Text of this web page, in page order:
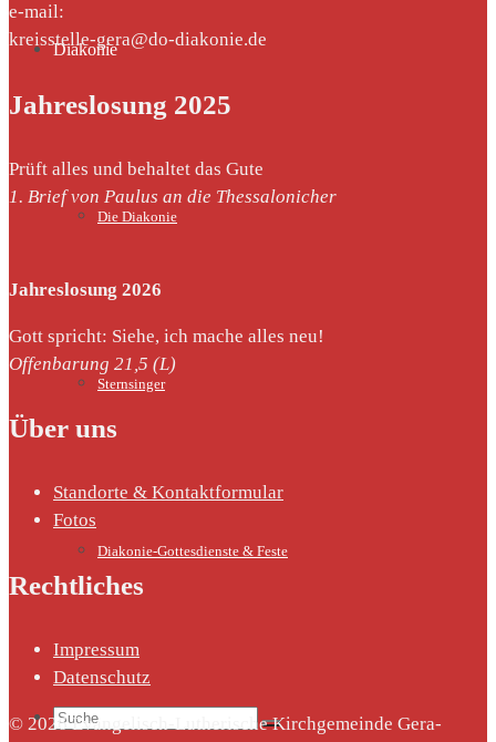
Diakonie
Die Diakonie
Sternsinger
Diakonie-Gottesdienste & Feste
Suche
e-mail:
kreisstelle-gera@do-diakonie.de
Jahreslosung 2025
Prüft alles und behaltet das Gute
1. Brief von Paulus an die Thessalonicher
Jahreslosung 2026
Gott spricht: Siehe, ich mache alles neu!
Offenbarung 21,5 (L)
Über uns
Standorte & Kontaktformular
Fotos
Rechtliches
Impressum
Datenschutz
© 2026 Evangelisch-Lutherische Kirchgemeinde Gera-